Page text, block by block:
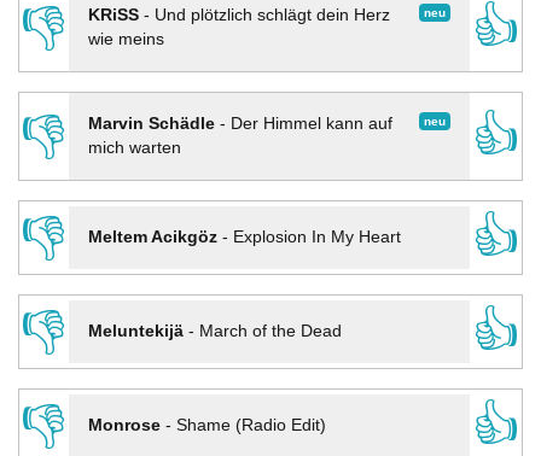
👎
neu
KRiSS- Und plötzlich schlägt dein Herz
wie meins
👍
👎 neu
Marvin Schädle- Der Himmel kann auf
mich warten
👍
👎
Meltem Acikgöz- Explosion In My Heart
👍
👎
Meluntekijä- March of the Dead
👍
👎
Monrose- Shame (Radio Edit)
👍